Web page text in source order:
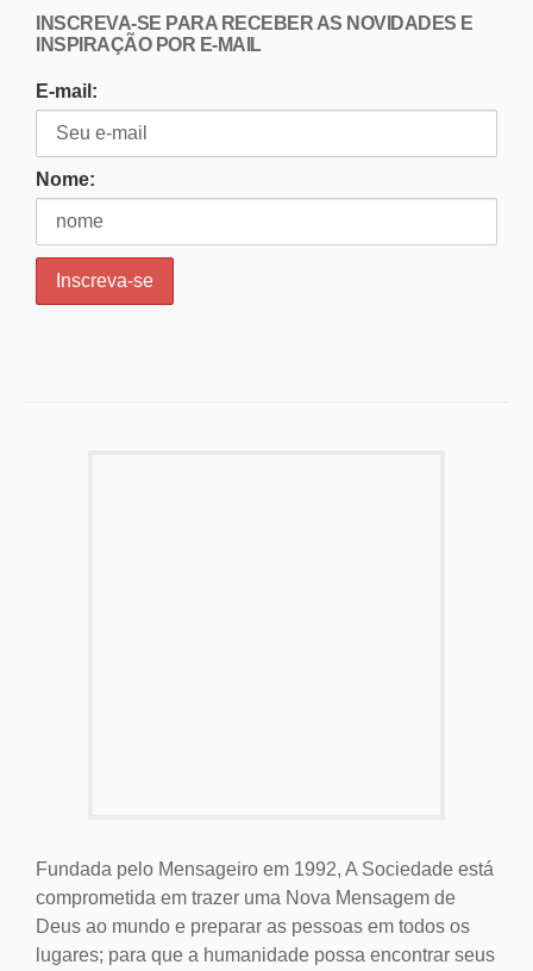
INSCREVA-SE PARA RECEBER AS NOVIDADES E
INSPIRAÇÃO POR E-MAIL
E-mail:
Nome:
Fundada pelo Mensageiro em 1992, A Sociedade está
comprometida em trazer uma Nova Mensagem de
Deus ao mundo e preparar as pessoas em todos os
lugares; para que a humanidade possa encontrar seus